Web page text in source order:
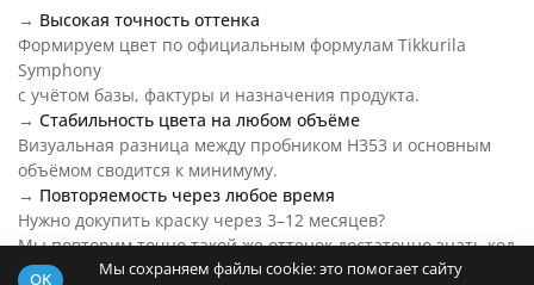
→ Высокая точность оттенка
Формируем цвет по официальным формулам Tikkurila
Symphony
с учётом базы, фактуры и назначения продукта.
→ Стабильность цвета на любом объёме
Визуальная разница между пробником H353 и основным
объёмом сводится к минимуму.
→ Повторяемость через любое время
Нужно докупить краску через 3–12 месяцев?
Мы повторим точно такой же оттенок достаточно знать код
цвета.
OK
Мы сохраняем файлы cookie: это помогает сайту